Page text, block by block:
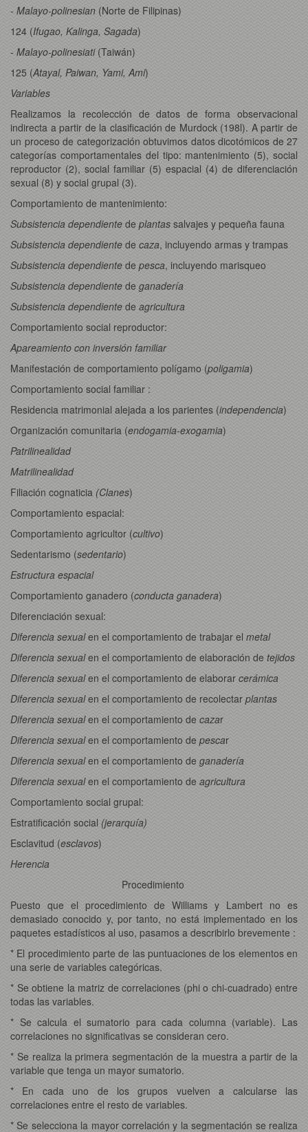
- Malayo-polinesian (Norte de Filipinas)
124 (Ifugao, Kalinga, Sagada)
- Malayo-polinesiati (Taiwán)
125 (Atayal, Paiwan, Yami, Ami)
Variables
Realizamos la recolección de datos de forma observacional
indirecta a partir de la clasificación de Murdock (198l). A partir de
un proceso de categorización obtuvimos datos dicotómicos de 27
categorías comportamentales del tipo: mantenimiento (5), social
reproductor (2), social familiar (5) espacial (4) de diferenciación
sexual (8) y social grupal (3).
Comportamiento de mantenimiento:
Subsistencia dependiente de plantas salvajes y pequeña fauna
Subsistencia dependiente de caza, incluyendo armas y trampas
Subsistencia dependiente de pesca, incluyendo marisqueo
Subsistencia dependiente de ganadería
Subsistencia dependiente de agricultura
Comportamiento social reproductor:
Apareamiento con inversión familiar
Manifestación de comportamiento polígamo (poligamia)
Comportamiento social familiar :
Residencia matrimonial alejada a los parientes (independencia)
Organización comunitaria (endogamia-exogamia)
Patrilinealidad
Matrilinealidad
Filiación cognaticia (Clanes)
Comportamiento espacial:
Comportamiento agricultor (cultivo)
Sedentarismo (sedentario)
Estructura espacial
Comportamiento ganadero (conducta ganadera)
Diferenciación sexual:
Diferencia sexualen el comportamiento de trabajar el metal
Diferencia sexualen el comportamiento de elaboración de tejidos
Diferencia sexualen el comportamiento de elaborar cerámica
Diferencia sexualen el comportamiento de recolectar plantas
Diferencia sexualen el comportamiento de cazar
Diferencia sexualen el comportamiento de pescar
Diferencia sexualen el comportamiento de ganadería
Diferencia sexualen el comportamiento de agricultura
Comportamiento social grupal:
Estratificación social (jerarquía)
Esclavitud (esclavos)
Herencia
Procedimiento
Puesto que el procedimiento de Williams y Lambert no es
demasiado conocido y, por tanto, no está implementado en los
paquetes estadísticos al uso, pasamos a describirlo brevemente :
* El procedimiento parte de las puntuaciones de los elementos en
una serie de variables categóricas.
* Se obtiene la matriz de correlaciones (phi o chi-cuadrado) entre
todas las variables.
* Se calcula el sumatorio para cada columna (variable). Las
correlaciones no significativas se consideran cero.
* Se realiza la primera segmentación de la muestra a partir de la
variable que tenga un mayor sumatorio.
* En cada uno de los grupos vuelven a calcularse las
correlaciones entre el resto de variables.
* Se selecciona la mayor correlación y la segmentación se realiza